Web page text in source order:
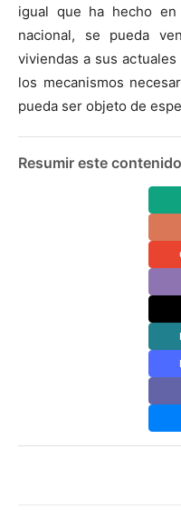
igual que ha hecho
nacional, se pueda
viviendas a sus
los mecanismos
pueda ser objeto de
Resumir este